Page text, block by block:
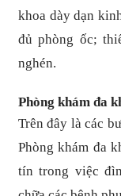
khoa dày dạn
đủ phòng ốc;
nghén.
Phòng khám đa
Trên đây là các
Phòng khám đa
tín trong việc